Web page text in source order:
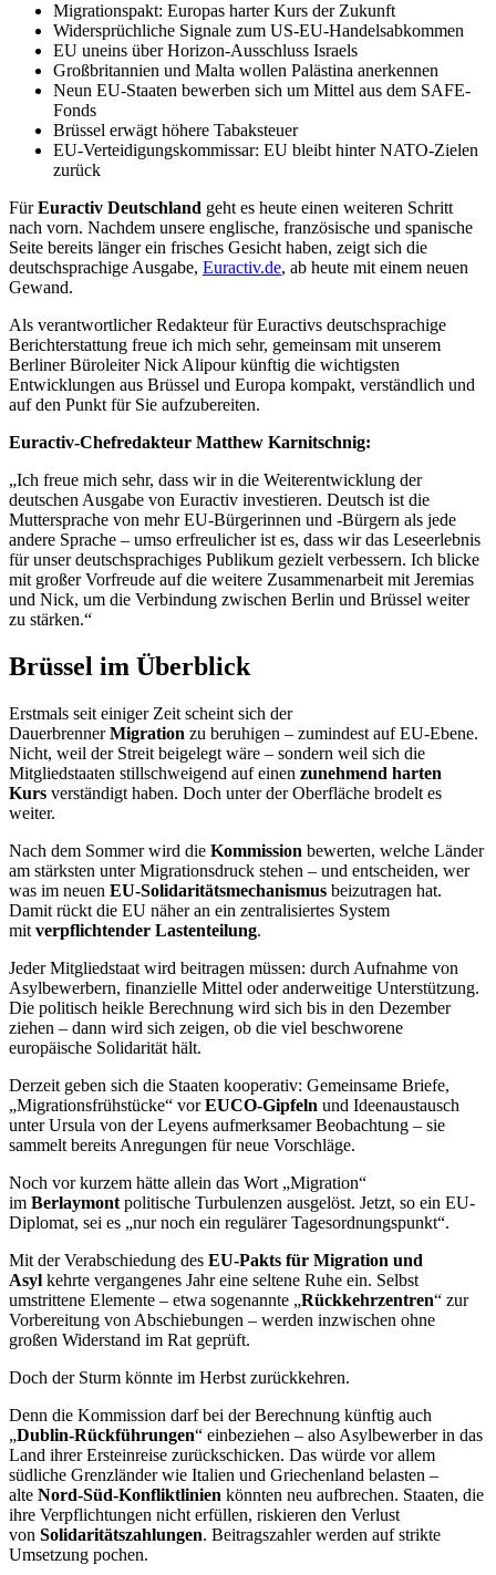
Migrationspakt: Europas harter Kurs der Zukunft
Widersprüchliche Signale zum US-EU-Handelsabkommen
EU uneins über Horizon-Ausschluss Israels
Großbritannien und Malta wollen Palästina anerkennen
Neun EU-Staaten bewerben sich um Mittel aus dem SAFE-
Fonds
Brüssel erwägt höhere Tabaksteuer
EU-Verteidigungskommissar: EU bleibt hinter NATO-Zielen
zurück
FürEuractiv Deutschland geht es heute einen weiteren Schritt
nach vorn. Nachdem unsere englische, französische und spanische
Seite bereits länger ein frisches Gesicht haben, zeigt sich die
deutschsprachige Ausgabe, Euractiv.de, ab heute mit einem neuen
Gewand.
Als verantwortlicher Redakteur für Euractivs deutschsprachige
Berichterstattung freue ich mich sehr, gemeinsam mit unserem
Berliner Büroleiter Nick Alipour künftig die wichtigsten
Entwicklungen aus Brüssel und Europa kompakt, verständlich und
auf den Punkt für Sie aufzubereiten.
Euractiv-Chefredakteur Matthew Karnitschnig:
„Ich freue mich sehr, dass wir in die Weiterentwicklung der
deutschen Ausgabe von Euractiv investieren. Deutsch ist die
Muttersprache von mehr EU-Bürgerinnen und -Bürgern als jede
andere Sprache – umso erfreulicher ist es, dass wir das Leseerlebnis
für unser deutschsprachiges Publikum gezielt verbessern. Ich blicke
mit großer Vorfreude auf die weitere Zusammenarbeit mit Jeremias
und Nick, um die Verbindung zwischen Berlin und Brüssel weiter
zu stärken.“
Brüssel im Überblick
Erstmals seit einiger Zeit scheint sich der
DauerbrennerMigration zu beruhigen – zumindest auf EU-Ebene.
Nicht, weil der Streit beigelegt wäre – sondern weil sich die
Mitgliedstaaten stillschweigend auf einen zunehmend harten
Kurs verständigt haben. Doch unter der Oberfläche brodelt es
weiter.
Nach dem Sommer wird die Kommission bewerten, welche Länder
am stärksten unter Migrationsdruck stehen – und entscheiden, wer
was im neuen EU-Solidaritätsmechanismus beizutragen hat.
Damit rückt die EU näher an ein zentralisiertes System
mit verpflichtender Lastenteilung.
Jeder Mitgliedstaat wird beitragen müssen: durch Aufnahme von
Asylbewerbern, finanzielle Mittel oder anderweitige Unterstützung.
Die politisch heikle Berechnung wird sich bis in den Dezember
ziehen – dann wird sich zeigen, ob die viel beschworene
europäische Solidarität hält.
Derzeit geben sich die Staaten kooperativ: Gemeinsame Briefe,
„Migrationsfrühstücke“ vorEUCO-Gipfeln und Ideenaustausch
unter Ursula von der Leyens aufmerksamer Beobachtung – sie
sammelt bereits Anregungen für neue Vorschläge.
Noch vor kurzem hätte allein das Wort „Migration“
im Berlaymont politische Turbulenzen ausgelöst. Jetzt, so ein EU-
Diplomat, sei es „nur noch ein regulärer Tagesordnungspunkt“.
Mit der Verabschiedung des EU-Pakts für Migration und
Asyl kehrte vergangenes Jahr eine seltene Ruhe ein. Selbst
umstrittene Elemente – etwa sogenannte „Rückkehrzentren“ zur
Vorbereitung von Abschiebungen – werden inzwischen ohne
großen Widerstand im Rat geprüft.
Doch der Sturm könnte im Herbst zurückkehren.
Denn die Kommission darf bei der Berechnung künftig auch
„Dublin-Rückführungen“ einbeziehen – also Asylbewerber in das
Land ihrer Ersteinreise zurückschicken. Das würde vor allem
südliche Grenzländer wie Italien und Griechenland belasten –
alte Nord-Süd-Konfliktlinien könnten neu aufbrechen. Staaten, die
ihre Verpflichtungen nicht erfüllen, riskieren den Verlust
von Solidaritätszahlungen. Beitragszahler werden auf strikte
Umsetzung pochen.